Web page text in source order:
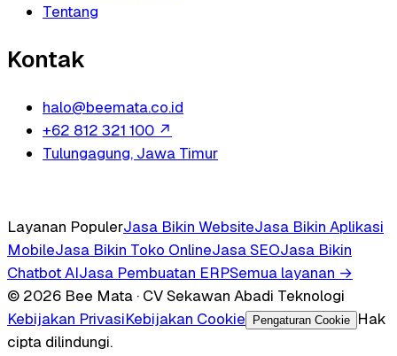
Tentang
Kontak
halo@beemata.co.id
+62 812 321 100 ↗
Tulungagung, Jawa Timur
Layanan PopulerJasa Bikin WebsiteJasa Bikin Aplikasi
MobileJasa Bikin Toko OnlineJasa SEOJasa Bikin
Chatbot AIJasa Pembuatan ERPSemua layanan →
© 2026 Bee Mata · CV Sekawan Abadi Teknologi
Kebijakan PrivasiKebijakan Cookie Pengaturan Cookie
Hak
cipta dilindungi.